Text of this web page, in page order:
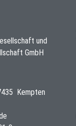
und
GmbH
Kempten